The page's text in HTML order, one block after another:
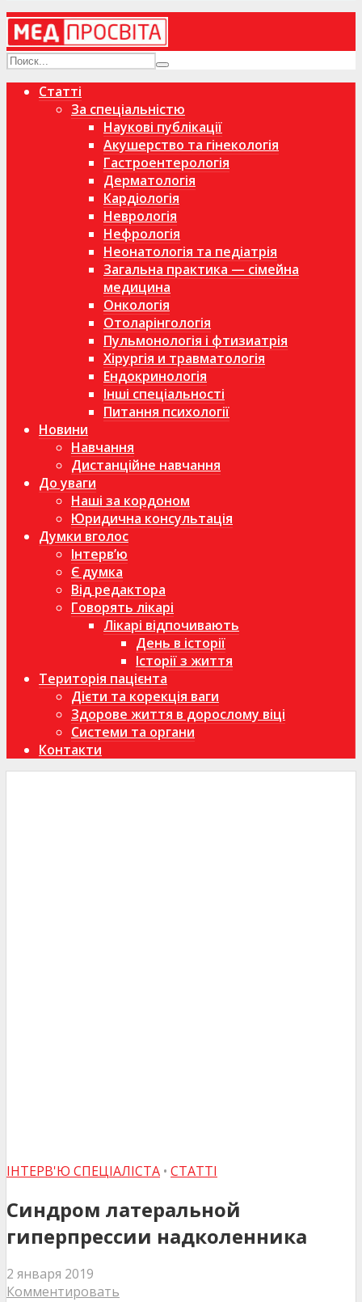
Статті
За спеціальністю
Наукові публікації
Акушерство та гінекологія
Гастроентерологія
Дерматологія
Кардіологія
Неврологія
Нефрологія
Неонатологія та педіатрія
Загальна практика — сімейна
медицина
Онкологія
Отоларінгологія
Пульмонологія і фтизиатрія
Хірургія и травматологія
Ендокринологія
Інші спеціальності
Питання психології
Новини
Навчання
Дистанційне навчання
До уваги
Наші за кордоном
Юридична консультація
Думки вголос
Інтерв’ю
Є думка
Від редактора
Говорять лікарі
Лікарі відпочивають
День в історії
Історії з життя
Територія пацієнта
Дієти та корекція ваги
Здорове життя в дорослому віці
Системи та органи
Контакти
ІНТЕРВ'Ю СПЕЦІАЛІСТА • СТАТТІ
Синдром латеральной
гиперпрессии надколенника
2 января 2019
Комментировать